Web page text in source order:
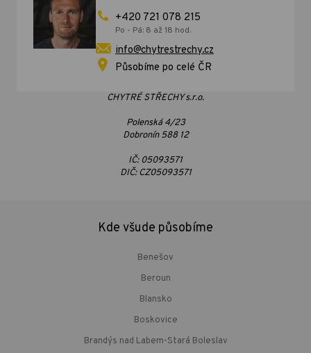
+420 721 078 215
Po - Pá: 8 až 18 hod.
info@chytrestrechy.cz
Působíme po celé ČR
CHYTRÉ STŘECHY s.r.o.
Polenská 4/23
Dobronín 588 12
IČ: 05093571
DIČ: CZ05093571
Kde všude působíme
Benešov
Beroun
Blansko
Boskovice
Brandýs nad Labem-Stará Boleslav